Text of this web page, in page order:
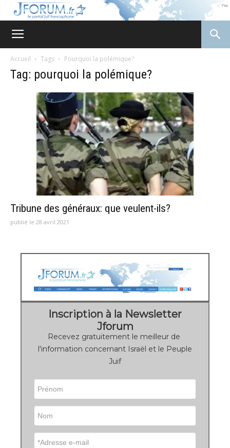
Accueil Tags Pourquoi la polémique?
Tag: pourquoi la polémique?
Tribune des généraux: que veulent-ils?
publié le 28 avril 2021
Inscription à la Newsletter
Jforum
Recevez gratuitement le meilleur de
l'information concernant Israël et le Peuple
Juif